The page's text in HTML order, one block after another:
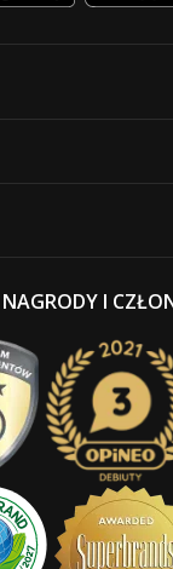
NAGRODY I